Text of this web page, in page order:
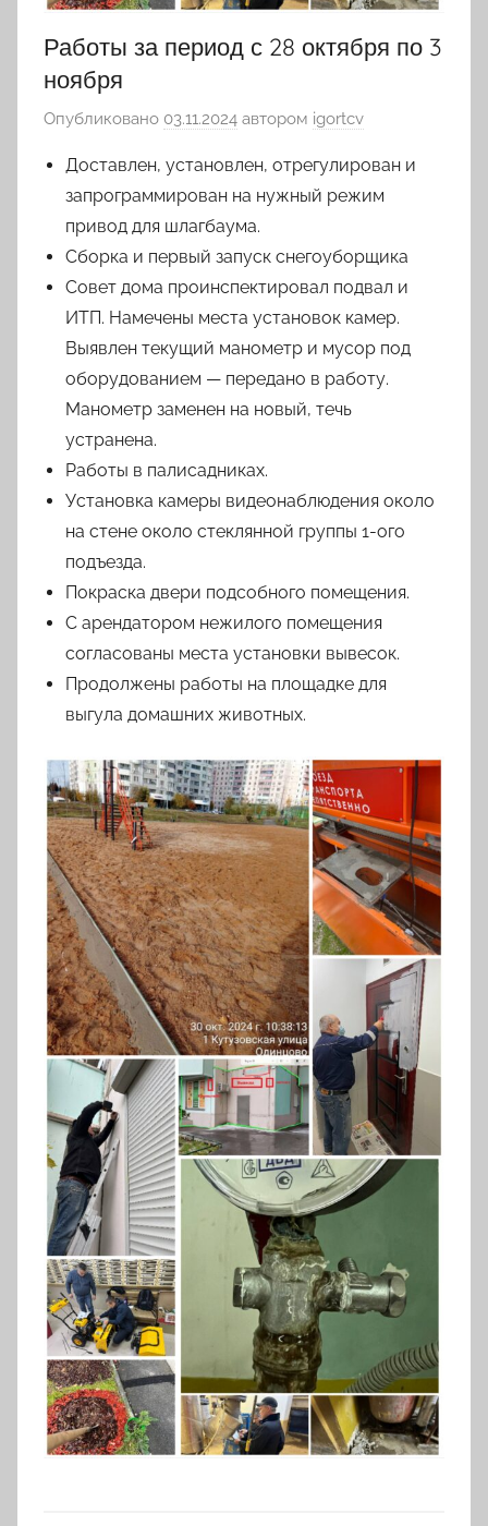
Работы за период с 28 октября по 3
ноября
Опубликовано 03.11.2024 автором igortcv
Доставлен, установлен, отрегулирован и
запрограммирован на нужный режим
привод для шлагбаума.
Сборка и первый запуск снегоуборщика
Совет дома проинспектировал подвал и
ИТП. Намечены места установок камер.
Выявлен текущий манометр и мусор под
оборудованием — передано в работу.
Манометр заменен на новый, течь
устранена.
Работы в палисадниках.
Установка камеры видеонаблюдения около
на стене около стеклянной группы 1-ого
подъезда.
Покраска двери подсобного помещения.
С арендатором нежилого помещения
согласованы места установки вывесок.
Продолжены работы на площадке для
выгула домашних животных.